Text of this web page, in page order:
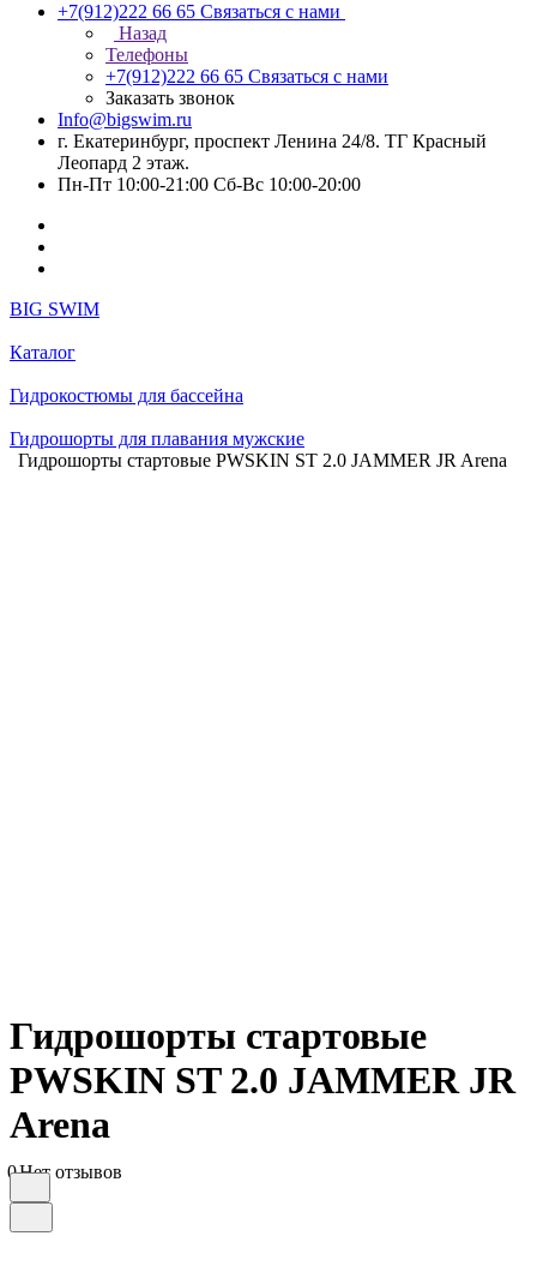
+7(912)222 66 65 Связаться с нами
Назад
Телефоны
+7(912)222 66 65 Связаться с нами
Заказать звонок
Info@bigswim.ru
г. Екатеринбург, проспект Ленина 24/8. ТГ Красный
Леопард 2 этаж.
Пн-Пт 10:00-21:00 Сб-Вс 10:00-20:00
BIG SWIM
Каталог
Гидрокостюмы для бассейна
Гидрошорты для плавания мужские
Гидрошорты стартовые PWSKIN ST 2.0 JAMMER JR Arena
Гидрошорты стартовые
PWSKIN ST 2.0 JAMMER JR
Arena
0Нет отзывов